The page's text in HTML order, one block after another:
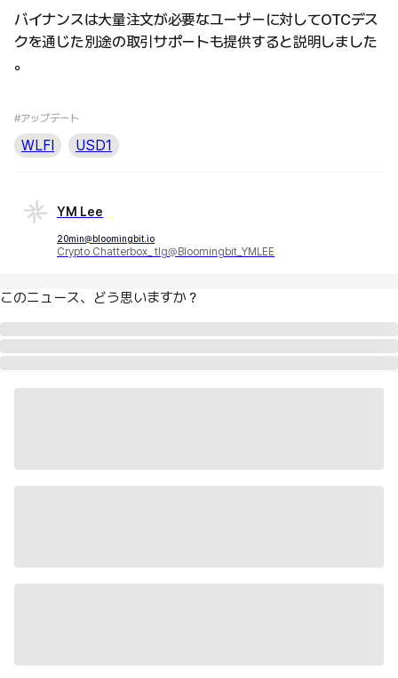
バイナンスは大量注文が必要なユーザーに対してOTCデス
クを通じた別途の取引サポートも提供すると説明しました
。
#アップデート
WLFI USD1
YM Lee
20min@bloomingbit.io
Crypto Chatterbox_ tlg@Bloomingbit_YMLEE
このニュース、どう思いますか？